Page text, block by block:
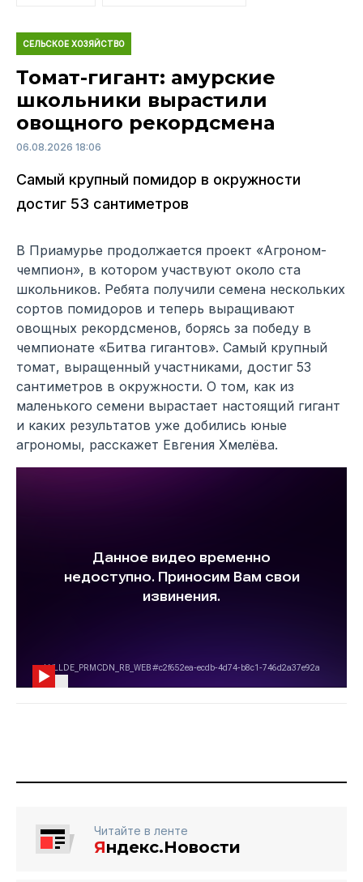
СЕЛЬСКОЕ ХОЗЯЙСТВО
Томат-гигант: амурские
школьники вырастили
овощного рекордсмена
06.08.2026 18:06
Самый крупный помидор в окружности
достиг 53 сантиметров
В Приамурье продолжается проект «Агроном-
чемпион», в котором участвуют около ста
школьников. Ребята получили семена нескольких
сортов помидоров и теперь выращивают
овощных рекордсменов, борясь за победу в
чемпионате «Битва гигантов». Самый крупный
томат, выращенный участниками, достиг 53
сантиметров в окружности. О том, как из
маленького семени вырастает настоящий гигант
и каких результатов уже добились юные
агрономы, расскажет Евгения Хмелёва.
Читайте в ленте
Яндекс.Новости